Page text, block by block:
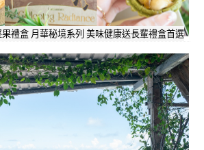
果禮盒 月華秘境系列 美味健康送長輩禮盒首選